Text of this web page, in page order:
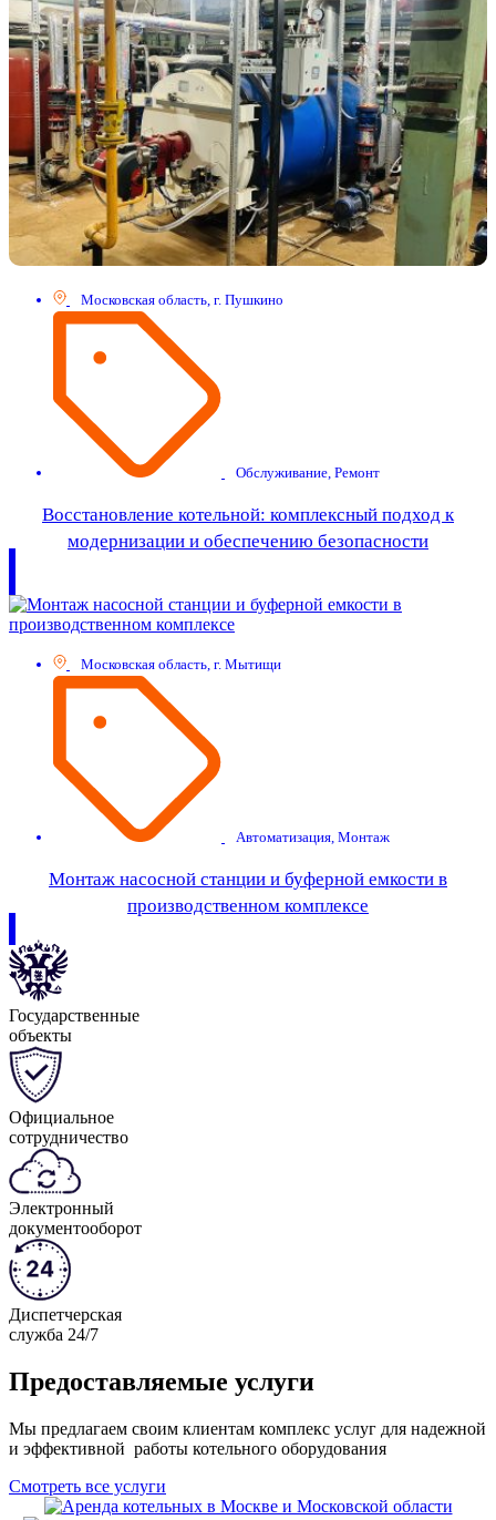
Московская область, г. Пушкино
Обслуживание, Ремонт
Восстановление котельной: комплексный подход к
модернизации и обеспечению безопасности
Московская область, г. Мытищи
Автоматизация, Монтаж
Монтаж насосной станции и буферной емкости в
производственном комплексе
Государственные
объекты
Официальное
сотрудничество
Электронный
документооборот
Диспетчерская
служба 24/7
Предоставляемые услуги
Мы предлагаем своим клиентам комплекс услуг для надежной
и эффективной работы котельного оборудования
Смотреть все услуги